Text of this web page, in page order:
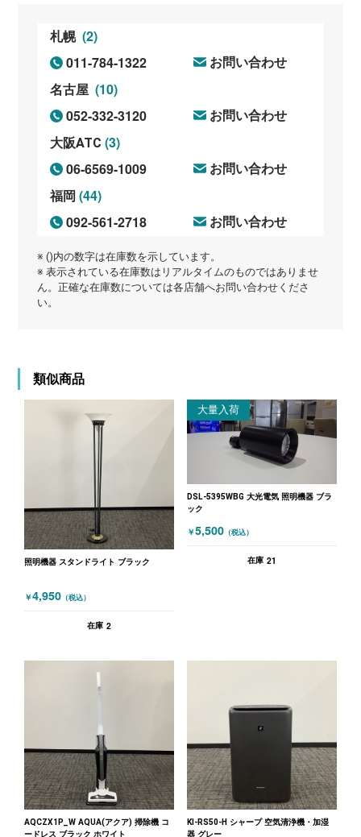
札幌 (2)
011-784-1322
お問い合わせ
名古屋 (10)
052-332-3120
お問い合わせ
大阪ATC(3)
06-6569-1009
お問い合わせ
福岡(44)
092-561-2718
お問い合わせ
※ ()内の数字は在庫数を示しています。
※ 表示されている在庫数はリアルタイムのものではありませ
ん。正確な在庫数については各店舗へお問い合わせくださ
い。
類似商品
照明機器 スタンドライト ブラック
￥4,950 （税込）
在庫 2
大量入荷
DSL-5395WBG 大光電気 照明機器 ブラ
ック
￥5,500 （税込）
在庫 21
AQCZX1P_W AQUA(アクア) 掃除機 コ
ードレス ブラック ホワイト
KI-RS50-H シャープ 空気清浄機・加湿
器 グレー